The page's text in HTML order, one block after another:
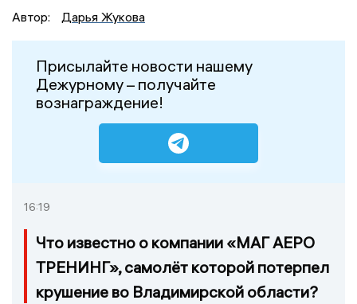
Автор:
Дарья Жукова
Присылайте новости нашему
Дежурному – получайте
вознаграждение!
16:19
Что известно о компании «МАГ АЕРО
ТРЕНИНГ», самолёт которой потерпел
крушение во Владимирской области?